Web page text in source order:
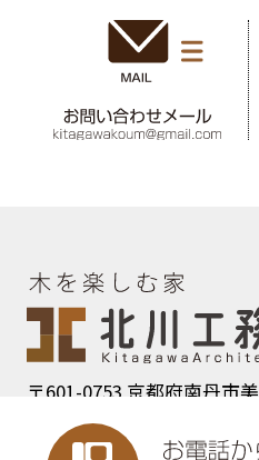
〒601-0753 京都府南丹市
TEL：0771-75-1517FAX：
COPYRIGHTS (C) 2026